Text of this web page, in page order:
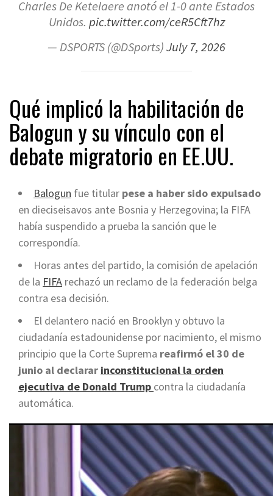
Charles De Ketelaere anotó el 1-0 ante Estados
Unidos. pic.twitter.com/ceR5Cft7hz
— DSPORTS (@DSports)July 7, 2026
Qué implicó la habilitación de
Balogun y su vínculo con el
debate migratorio en EE.UU.
Balogun fue titular pese a haber sido expulsado
en dieciseisavos ante Bosnia y Herzegovina; la FIFA
había suspendido a prueba la sanción que le
correspondía.
Horas antes del partido, la comisión de apelación
de la FIFA rechazó un reclamo de la federación belga
contra esa decisión.
El delantero nació en Brooklyn y obtuvo la
ciudadanía estadounidense por nacimiento, el mismo
principio que la Corte Suprema reafirmó el 30 de
junio al declarar inconstitucional la orden
ejecutiva de Donald Trump contra la ciudadanía
automática.